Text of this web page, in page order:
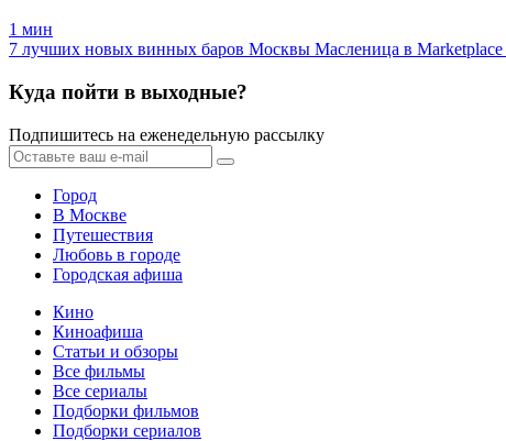
1 мин
7 лучших новых винных баров Москвы Масленица в Marketplace
Куда пойти в выходные?
Подпишитесь на еженедельную рассылку
Город
В Москве
Путешествия
Любовь в городе
Городская афиша
Кино
Киноафиша
Статьи и обзоры
Все фильмы
Все сериалы
Подборки фильмов
Подборки сериалов